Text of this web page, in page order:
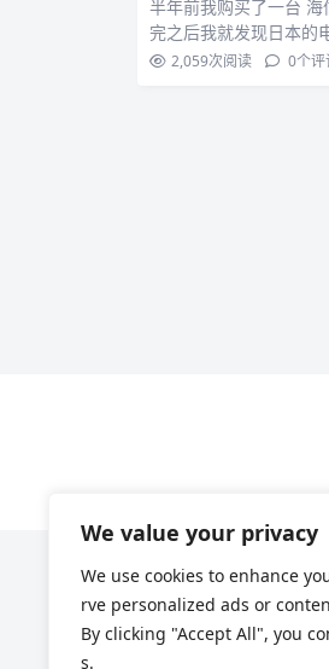
We value your privacy
We use cookies to enhance
rve personalized ads or
By clicking "Accept All", you
s.
半年前我购买了一台
完之后我就发现日本的
在…2,059次阅读 0个评